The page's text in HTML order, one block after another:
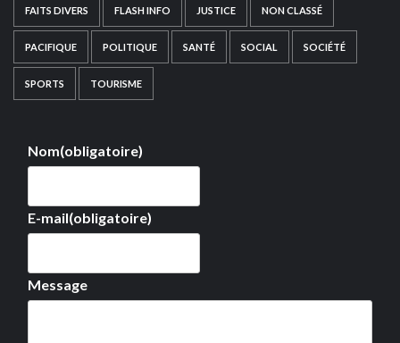
FAITS DIVERS FLASH INFO JUSTICE NON CLASSÉ
PACIFIQUE POLITIQUE SANTÉ SOCIAL SOCIÉTÉ
SPORTS TOURISME
Nom(obligatoire)
E-mail(obligatoire)
Message